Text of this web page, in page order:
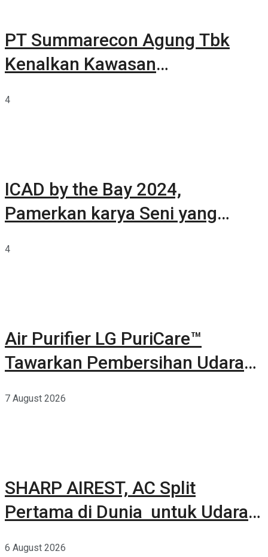
PT Summarecon Agung Tbk
Kenalkan Kawasan
4
ICAD by the Bay 2024,
Pamerkan karya Seni yang
4
Air Purifier LG PuriCare™
Tawarkan Pembersihan Udara
7 August 2026
SHARP AIREST, AC Split
Pertama di Dunia untuk Udara
6 August 2026